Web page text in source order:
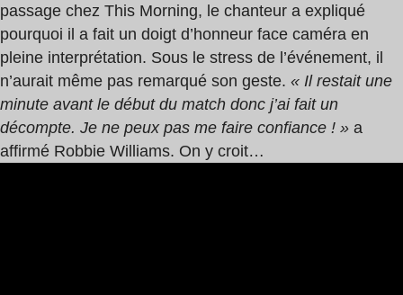
passage chez This Morning, le chanteur a expliqué
pourquoi il a fait un doigt d’honneur face caméra en
pleine interprétation. Sous le stress de l’événement, il
n’aurait même pas remarqué son geste. « Il restait une
minute avant le début du match donc j’ai fait un
décompte. Je ne peux pas me faire confiance ! » a
affirmé Robbie Williams. On y croit…